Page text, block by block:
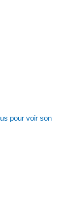
pour voir son